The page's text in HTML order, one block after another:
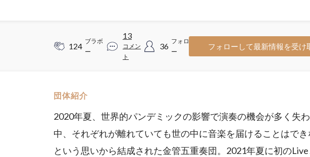
124
ブラボ
ー
13
コメン
ト
36
フォロワ
ー
フォローして最新情報を受け
団体紹介
2020年夏、世界的パンデミックの影響で演奏の機会が多く失
中、それぞれが離れていても世の中に音楽を届けることはで
という思いから結成された金管五重奏団。2021年夏に初の